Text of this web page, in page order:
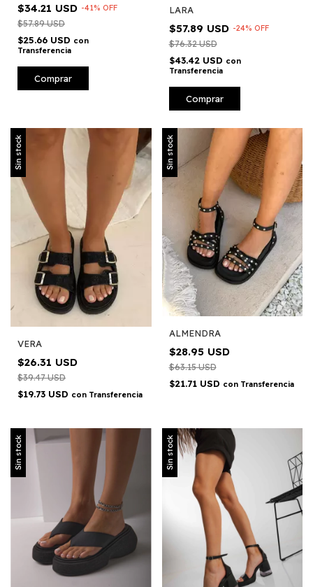
$34.21 USD -41% OFF
$57.89 USD
$25.66 USD con
Transferencia
Comprar
LARA
$57.89 USD -24% OFF
$76.32 USD
$43.42 USD con
Transferencia
Comprar
Sin stock
VERA
$26.31 USD
$39.47 USD
$19.73 USD con Transferencia
Sin stock
ALMENDRA
$28.95 USD
$63.15 USD
$21.71 USD con Transferencia
Sin stock Sin stock